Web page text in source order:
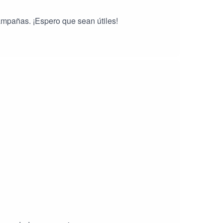
¡Espero que sean útiles!